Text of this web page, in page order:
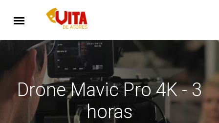
Drone Mavic Pro 4K - 3
horas